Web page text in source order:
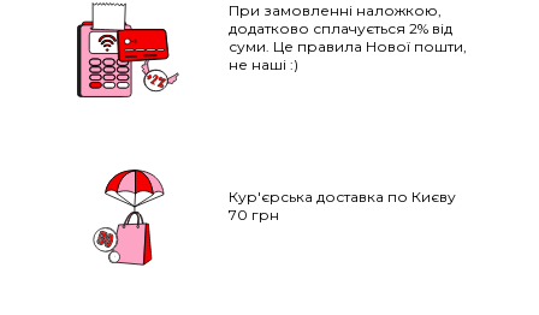
Кур'єрська доставка по Києву
70 грн
При замовленні наложкою,
додатково сплачується 2% від
суми. Це правила Нової пошти,
не наші :)